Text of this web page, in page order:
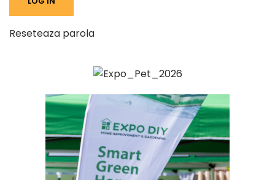
Reseteaza parola